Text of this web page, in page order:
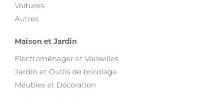
Voitures
Autres
Maison et Jardin
Electroménager et Vaisselles
Jardin et Outils de bricolage
Meubles et Décoration